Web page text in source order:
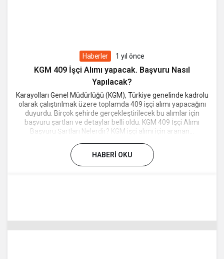
Haberler 1 yıl önce
KGM 409 İşçi Alımı yapacak. Başvuru Nasıl
Yapılacak?
Karayolları Genel Müdürlüğü (KGM), Türkiye genelinde kadrolu
olarak çalıştırılmak üzere toplamda 409 işçi alımı yapacağını
duyurdu. Birçok şehirde gerçekleştirilecek bu alımlar için
başvuru şartları ve detaylar belli oldu. KGM 409 İşçi Alımı
Başvuru Şartları Nelerdir? KGM işçi alımı için aranan...
HABERI OKU